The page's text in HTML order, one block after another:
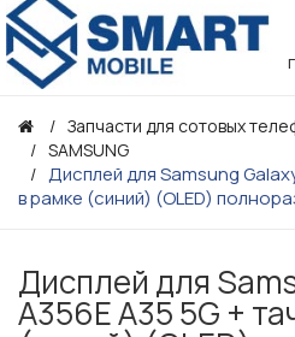
Запчасти для сотовых
SAMSUNG
Дисплей для Samsung
в рамке (синий) (OLED)
Дисплей для
A356E A35 5G +